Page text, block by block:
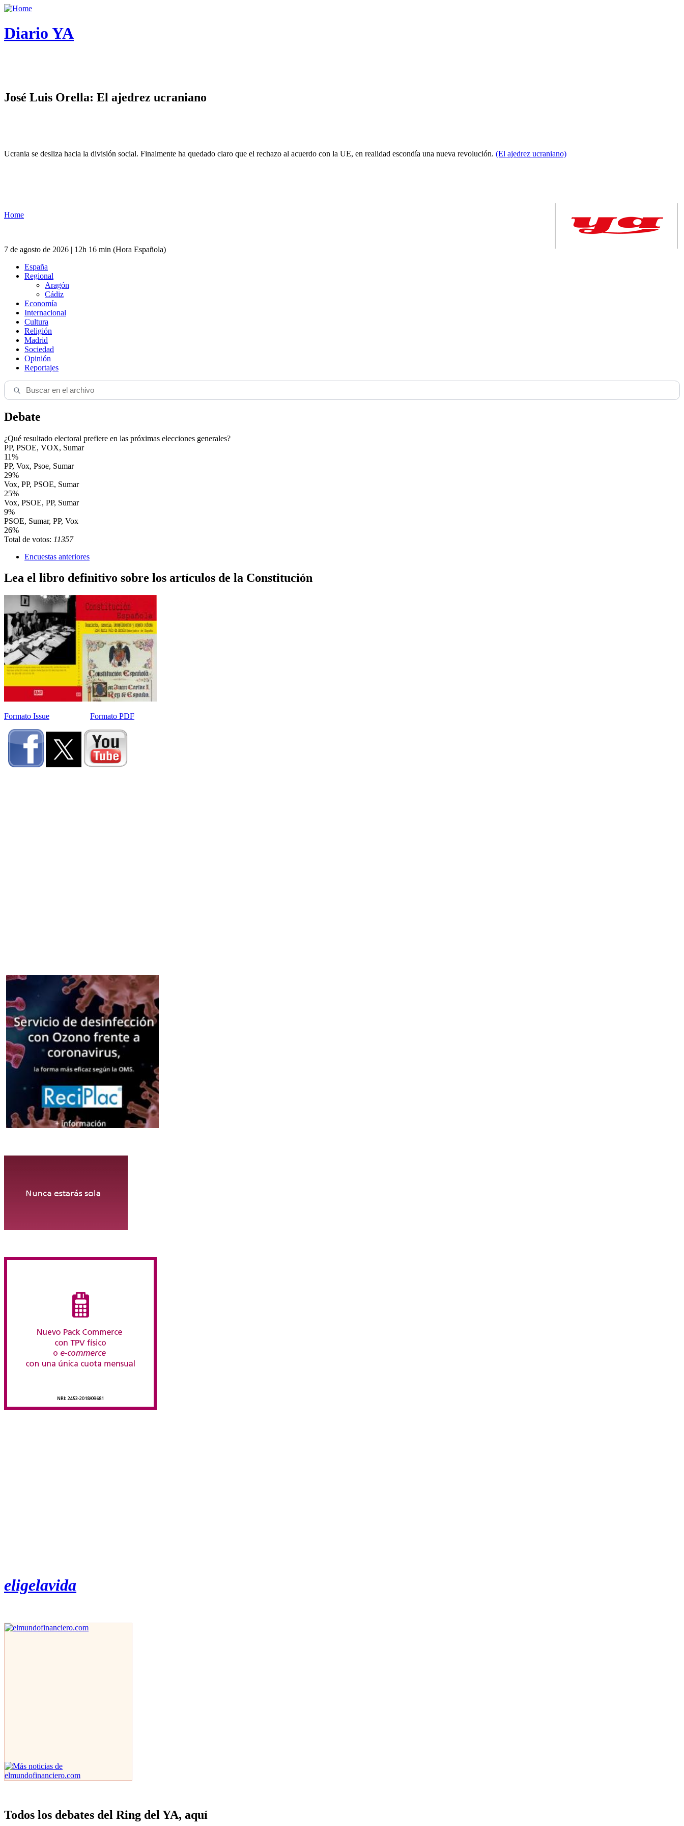
Diario YA
José Luis Orella: El ajedrez ucraniano
Ucrania se desliza hacia la división social. Finalmente ha quedado claro que el rechazo al acuerdo con la UE, en realidad escondía una nueva revolución. (El ajedrez ucraniano)
Home
7 de agosto de 2026 | 12h 16 min (Hora Española)
España
Regional
Aragón
Cádiz
Economía
Internacional
Cultura
Religión
Madrid
Sociedad
Opinión
Reportajes
Debate
¿Qué resultado electoral prefiere en las próximas elecciones generales?
PP, PSOE, VOX, Sumar
11%
PP, Vox, Psoe, Sumar
29%
Vox, PP, PSOE, Sumar
25%
Vox, PSOE, PP, Sumar
9%
PSOE, Sumar, PP, Vox
26%
Total de votos: 11357
Encuestas anteriores
Lea el libro definitivo sobre los artículos de la Constitución
Formato Issue Formato PDF
eligelavida
Todos los debates del Ring del YA, aquí